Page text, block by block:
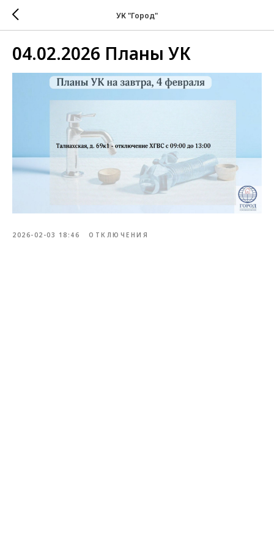
УК "Город"
04.02.2026 Планы УК
2026-02-03 18:46 ОТКЛЮЧЕНИЯ